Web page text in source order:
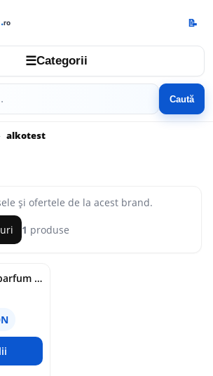
☰Categorii
Caută
📝
alkotest
și ofertele de la acest brand.
1 produse
Alkotest Apa de parfum pentru femei Oscar de la Renta Bella Night, 100ml